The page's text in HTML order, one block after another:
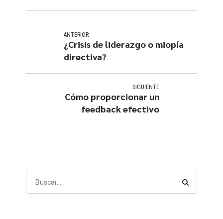
ANTERIOR
¿Crisis de liderazgo o miopía
directiva?
SIGUIENTE
Cómo proporcionar un
feedback efectivo